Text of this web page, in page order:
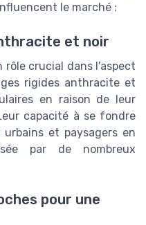
le marché :
et noir
rôle crucial dans l'aspect
rigides anthracite et
en raison de leur
capacité à se fondre
et paysagers en
par de nombreux
pour une